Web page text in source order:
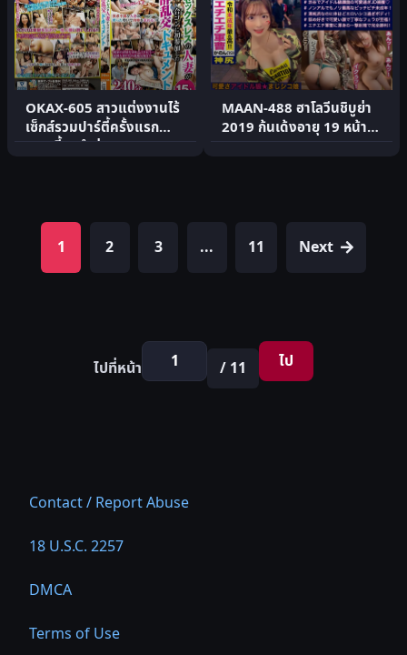
OKAX-605 สาวแต่งงานไร้
เซ็กส์รวมปาร์ตี้ครั้งแรก
งานเลี้ยงสำส่อน
MAAN-488 ฮาโลวีนชิบูย่า
2019 ก้นเด้งอายุ 19 หน้า
หวาน
1 2 3 ... 11 Next
ไปที่หน้า / 11 ไป
Contact / Report Abuse
18 U.S.C. 2257
DMCA
Terms of Use